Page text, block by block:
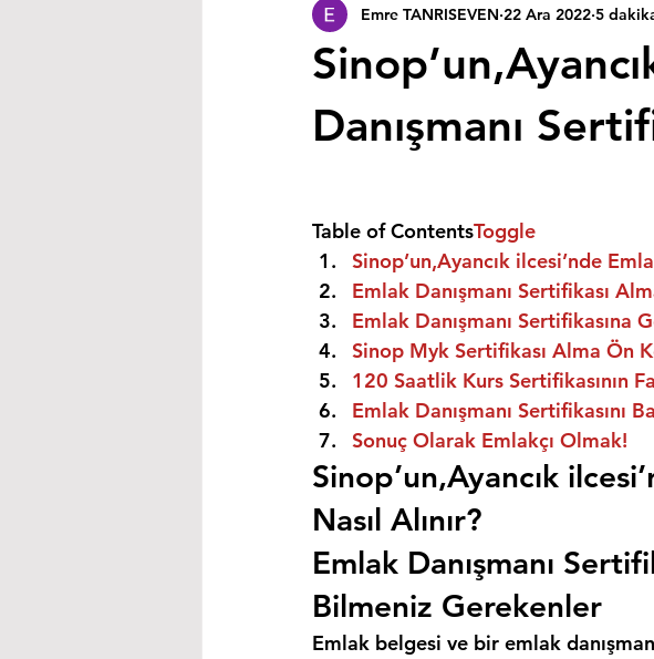
Danışmanı
Emre TANRISEVEN 22 Ara 2022 5
Table of ContentsToggle
Sinop’un,Ayancık ilcesi’nde
Emlak Danışmanı Sertifikası
Emlak Danışmanı Sertifikasına
Sinop Myk Sertifikası Alma Ön
120 Saatlik Kurs Sertifikasının
Emlak Danışmanı Sertifikasını
Sonuç Olarak Emlakçı Olmak!
Sinop’un,Ayancık
Nasıl Alınır?
Emlak Danışmanı
Bilmeniz Gerekenler
Emlak belgesi ve bir emlak